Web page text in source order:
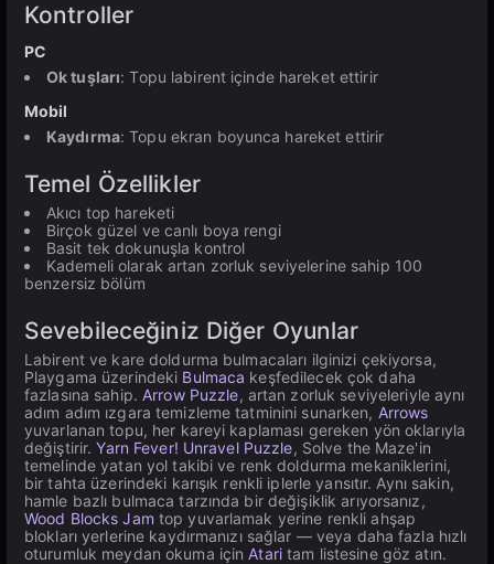
Kontroller
PC
Ok tuşları: Topu labirent içinde hareket ettirir
Mobil
Kaydırma: Topu ekran boyunca hareket ettirir
Temel Özellikler
Akıcı top hareketi
Birçok güzel ve canlı boya rengi
Basit tek dokunuşla kontrol
Kademeli olarak artan zorluk seviyelerine sahip 100
benzersiz bölüm
Sevebileceğiniz Diğer Oyunlar
Labirent ve kare doldurma bulmacaları ilginizi çekiyorsa,
Playgama üzerindeki Bulmaca keşfedilecek çok daha
fazlasına sahip.Arrow Puzzle, artan zorluk seviyeleriyle aynı
adım adım ızgara temizleme tatminini sunarken, Arrows
yuvarlanan topu, her kareyi kaplaması gereken yön oklarıyla
değiştirir.Yarn Fever! Unravel Puzzle, Solve the Maze'in
temelinde yatan yol takibi ve renk doldurma mekaniklerini,
bir tahta üzerindeki karışık renkli iplerle yansıtır. Aynı sakin,
hamle bazlı bulmaca tarzında bir değişiklik arıyorsanız,
Wood Blocks Jam top yuvarlamak yerine renkli ahşap
blokları yerlerine kaydırmanızı sağlar — veya daha fazla hızlı
oturumluk meydan okuma içinAtaritam listesine göz atın.